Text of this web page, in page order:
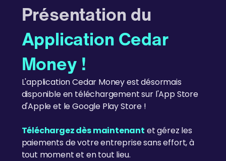
Présentation du
Application Cedar
Money !
L'application Cedar Money est désormais
disponible en téléchargement sur l'App Store
d'Apple et le Google Play Store !
Téléchargez dès maintenant et gérez les
paiements de votre entreprise sans effort, à
tout moment et en tout lieu.